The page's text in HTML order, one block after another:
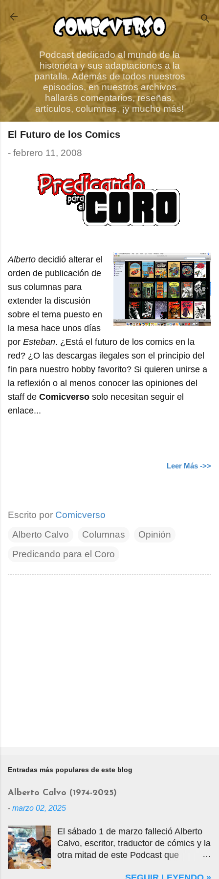
Ir al contenido principal
Podcast dedicado al mundo de la
historieta y sus adaptaciones a la
pantalla. Además de todos nuestros
episodios, en nuestros archivos
hallarás comentarios, reseñas,
artículos, columnas, ¡y mucho más!
El Futuro de los Comics
- febrero 11, 2008
Alberto decidió alterar el
orden de publicación de
sus columnas para
extender la discusión
sobre el tema puesto en
la mesa hace unos días
por Esteban. ¿Está el futuro de los comics en la
red? ¿O las descargas ilegales son el principio del
fin para nuestro hobby favorito? Si quieren unirse a
la reflexión o al menos conocer las opiniones del
staff de Comicverso solo necesitan seguir el
enlace...
Leer Más ->>
Escrito por Comicverso
Alberto Calvo
Columnas
Opinión
Predicando para el Coro
Entradas más populares de este blog
Alberto Calvo (1974-2025)
- marzo 02, 2025
El sábado 1 de marzo falleció Alberto
Calvo, escritor, traductor de cómics y la
otra mitad de este Podcast que